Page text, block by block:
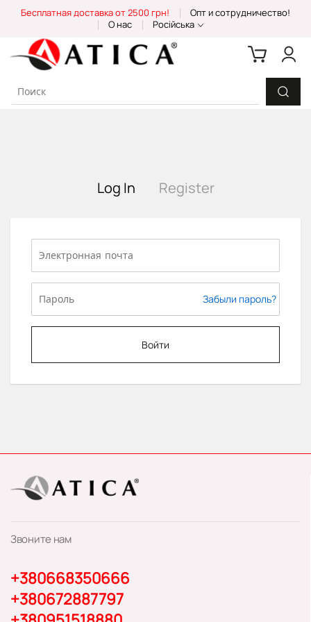
Content
Бесплатная доставка от 2500 грн!
Опт и сотрудничество!
О нас
Російська
Log In Register
Забыли пароль?
Войти
Звоните нам
+380668350666
+380672887797